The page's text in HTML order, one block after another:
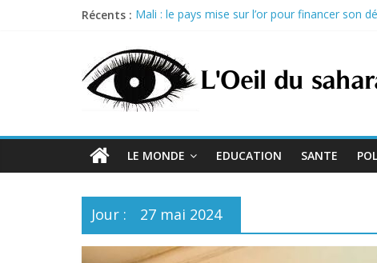
Récents : Mali : le pays mise sur l’or pour financer son
Nigeria : Tinubu débloque 264 milliards de
Guinée : acquitté dans le procès du 28
États-Unis : trois exécutions programmées le
LE MONDE EDUCATION SANTE
Jour : 27 mai 2024